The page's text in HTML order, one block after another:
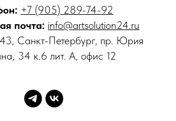
+7 (905) 289-74-92
почта: info@artsolution24.ru
Санкт-Петербург, пр. Юрия
34 к.6 лит. А, офис 12